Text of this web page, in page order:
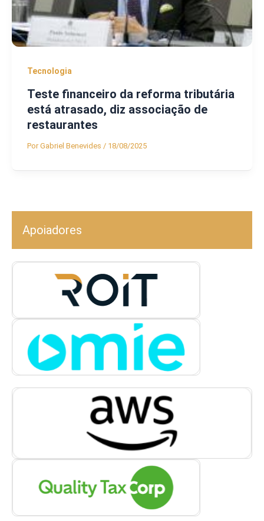
Tecnologia
Teste financeiro da reforma tributária
está atrasado, diz associação de
restaurantes
PorGabriel Benevides / 18/08/2025
Apoiadores